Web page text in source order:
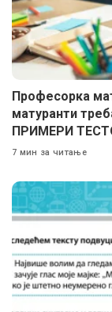
Професорка
матуранти
ПРИМЕРИ
7 мин за читање